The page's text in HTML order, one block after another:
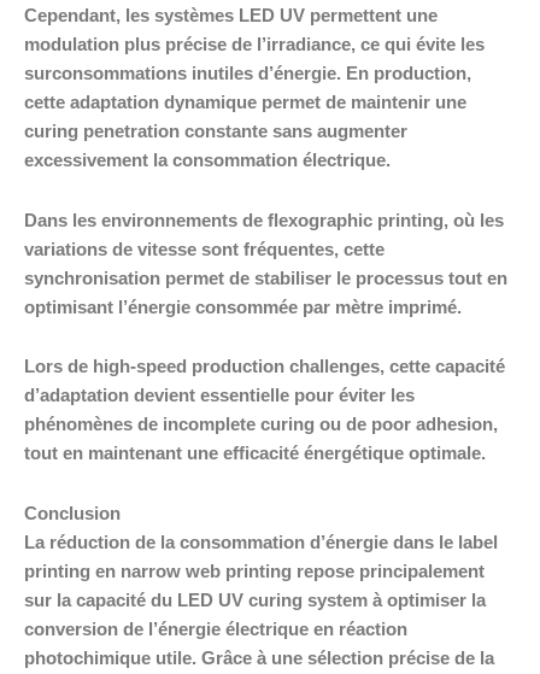
Cependant, les systèmes LED UV permettent une
modulation plus précise de l’irradiance, ce qui évite les
surconsommations inutiles d’énergie. En production,
cette adaptation dynamique permet de maintenir une
curing penetration constante sans augmenter
excessivement la consommation électrique.
Dans les environnements de flexographic printing, où les
variations de vitesse sont fréquentes, cette
synchronisation permet de stabiliser le processus tout en
optimisant l’énergie consommée par mètre imprimé.
Lors de high-speed production challenges, cette capacité
d’adaptation devient essentielle pour éviter les
phénomènes de incomplete curing ou de poor adhesion,
tout en maintenant une efficacité énergétique optimale.
Conclusion
La réduction de la consommation d’énergie dans le label
printing en narrow web printing repose principalement
sur la capacité du LED UV curing system à optimiser la
conversion de l’énergie électrique en réaction
photochimique utile. Grâce à une sélection précise de la